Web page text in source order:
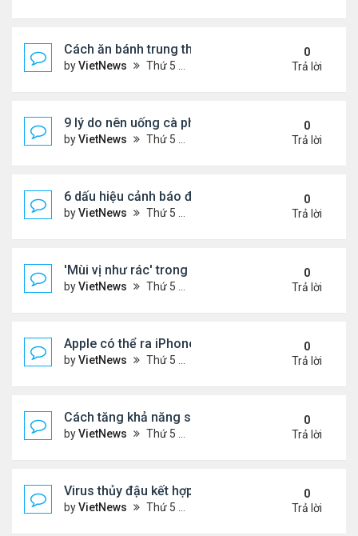
Cách ăn bánh trung thu không lo béo
byVietNews Thứ 5 Tháng 8 18, 2022 5:25 pm
0
Trả lời
9 lý do nên uống cà phê mỗi ngày
byVietNews Thứ 5 Tháng 8 18, 2022 5:11 pm
0
Trả lời
6 dấu hiệu cảnh báo đau tim ở phụ nữ cần lưu ý
byVietNews Thứ 5 Tháng 8 18, 2022 5:09 pm
0
Trả lời
'Mùi vị như rác' trong miệng sau khi uống thuốc
byVietNews Thứ 5 Tháng 8 18, 2022 4:39 pm
0
Trả lời
Apple có thể ra iPhone 14 ngày 7/9
byVietNews Thứ 5 Tháng 8 18, 2022 4:20 pm
0
Trả lời
Cách tăng khả năng sống sót khi máy bay gặp sự
byVietNews Thứ 5 Tháng 8 18, 2022 4:11 pm
0
Trả lời
Virus thủy đậu kết hợp virus mụn rộp thành bệnh
byVietNews Thứ 5 Tháng 8 18, 2022 3:28 pm
0
Trả lời